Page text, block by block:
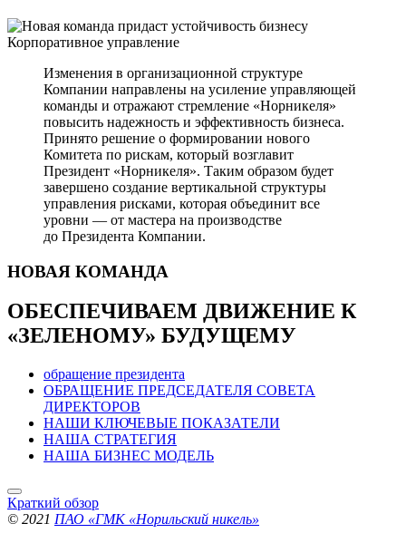
Корпоративное управление
Изменения в организационной структуре
Компании направлены на усиление управляющей
команды и отражают стремление «Норникеля»
повысить надежность и эффективность бизнеса.
Принято решение о формировании нового
Комитета по рискам, который возглавит
Президент «Норникеля». Таким образом будет
завершено создание вертикальной структуры
управления рисками, которая объединит все
уровни — от мастера на производстве
до Президента Компании.
НОВАЯ КОМАНДА
ОБЕСПЕЧИВАЕМ ДВИЖЕНИЕ К
«ЗЕЛЕНОМУ» БУДУЩЕМУ
обращение президента
ОБРАЩЕНИЕ ПРЕДСЕДАТЕЛЯ СОВЕТА
ДИРЕКТОРОВ
НАШИ КЛЮЧЕВЫЕ ПОКАЗАТЕЛИ
НАША СТРАТЕГИЯ
НАША БИЗНЕС МОДЕЛЬ
Краткий обзор
© 2021 ПАО «ГМК «Норильский никель»